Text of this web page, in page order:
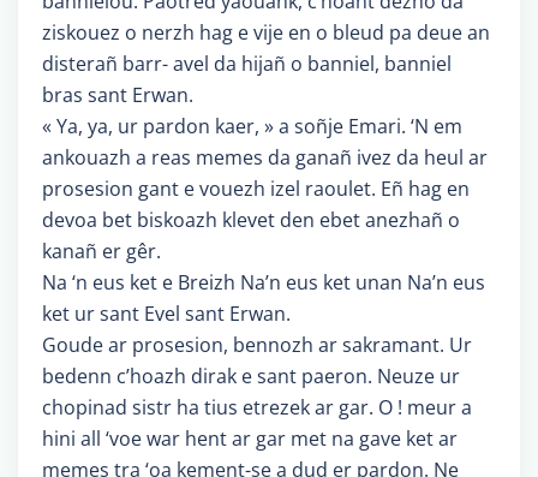
ziskouez o nerzh hag e vije en o bleud pa deue an
disterañ barr- avel da hijañ o banniel, banniel
bras sant Erwan.
« Ya, ya, ur pardon kaer, » a soñje Emari. ‘N em
ankouazh a reas memes da ganañ ivez da heul ar
prosesion gant e vouezh izel raoulet. Eñ hag en
devoa bet biskoazh klevet den ebet anezhañ o
kanañ er gêr.
Na ‘n eus ket e Breizh Na’n eus ket unan Na’n eus
ket ur sant Evel sant Erwan.
Goude ar prosesion, bennozh ar sakramant. Ur
bedenn c’hoazh dirak e sant paeron. Neuze ur
chopinad sistr ha tius etrezek ar gar. O ! meur a
hini all ‘voe war hent ar gar met na gave ket ar
memes tra ‘oa kement-se a dud er pardon. Ne